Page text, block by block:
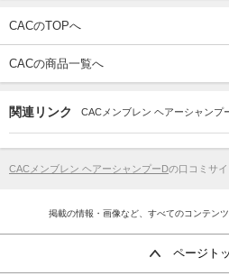
CACのTOPへ
CACの商品一覧へ
関連リンク CACメンブレン ヘアーシャンプ
CACメンブレン ヘアーシャンプーDの口コミサ
掲載の情報・画像など、すべてのコンテン
ページト